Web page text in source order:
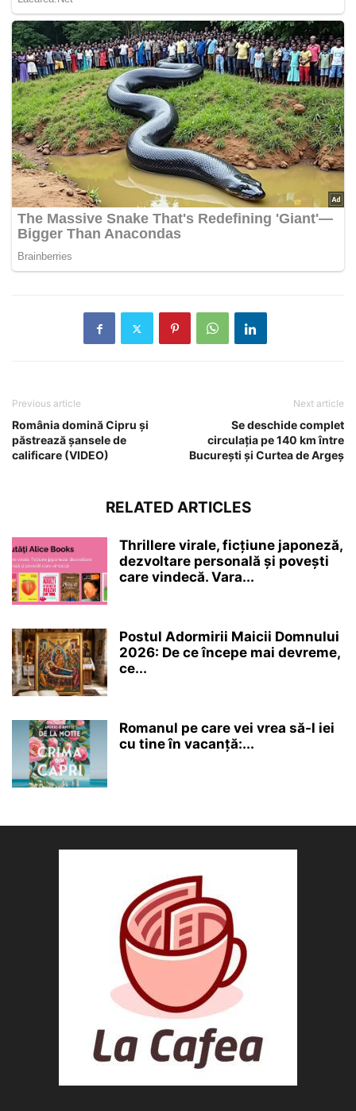
Previous article
România domină Cipru și
păstrează șansele de
calificare (VIDEO)
Next article
Se deschide complet
circulația pe 140 km între
București și Curtea de Argeș
RELATED ARTICLES
Thrillere virale, ficțiune japoneză,
dezvoltare personală și povești
care vindecă. Vara...
Postul Adormirii Maicii Domnului
2026: De ce începe mai devreme,
ce...
Romanul pe care vei vrea să-l iei
cu tine în vacanță:...